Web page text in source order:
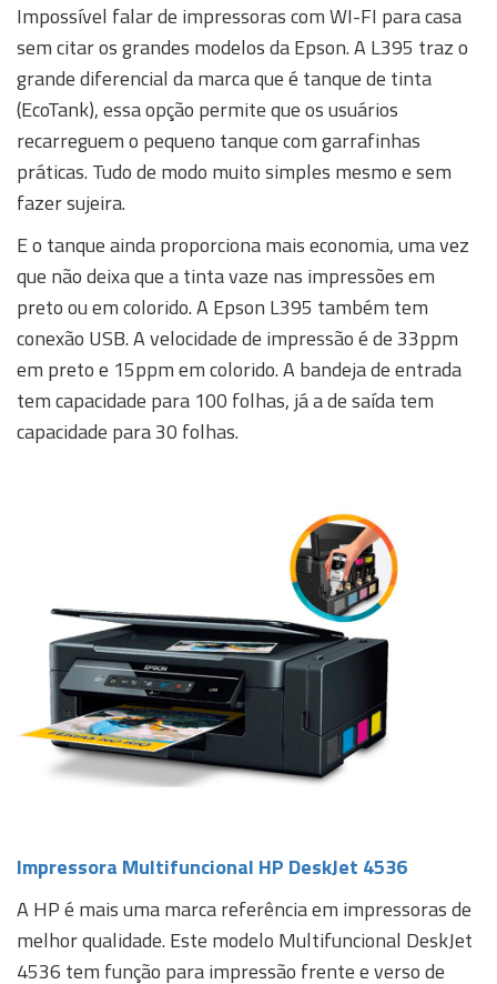
Impossível falar de impressoras com WI-FI para casa
sem citar os grandes modelos da Epson. A L395 traz o
grande diferencial da marca que é tanque de tinta
(EcoTank), essa opção permite que os usuários
recarreguem o pequeno tanque com garrafinhas
práticas. Tudo de modo muito simples mesmo e sem
fazer sujeira.
E o tanque ainda proporciona mais economia, uma vez
que não deixa que a tinta vaze nas impressões em
preto ou em colorido. A Epson L395 também tem
conexão USB. A velocidade de impressão é de 33ppm
em preto e 15ppm em colorido. A bandeja de entrada
tem capacidade para 100 folhas, já a de saída tem
capacidade para 30 folhas.
Impressora Multifuncional HP DeskJet 4536
A HP é mais uma marca referência em impressoras de
melhor qualidade. Este modelo Multifuncional DeskJet
4536 tem função para impressão frente e verso de